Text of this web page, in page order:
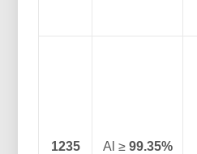
1235 Al ≥ 99.35%